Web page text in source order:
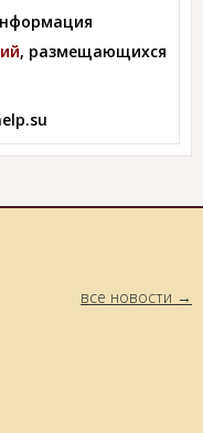
, размещающихся
все новости